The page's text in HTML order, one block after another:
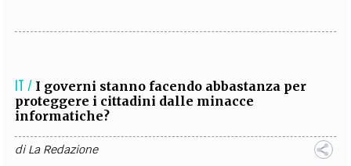
IT / I governi stanno facendo abbastanza per
proteggere i cittadini dalle minacce
informatiche?
diLa Redazione